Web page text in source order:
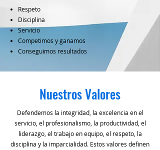
Respeto
Disciplina
Servicio
Competimos y ganamos
Conseguimos resultados
Nuestros Valores
Defendemos la integridad, la excelencia en el
servicio, el profesionalismo, la productividad, el
liderazgo, el trabajo en equipo, el respeto, la
disciplina y la imparcialidad. Estos valores definen